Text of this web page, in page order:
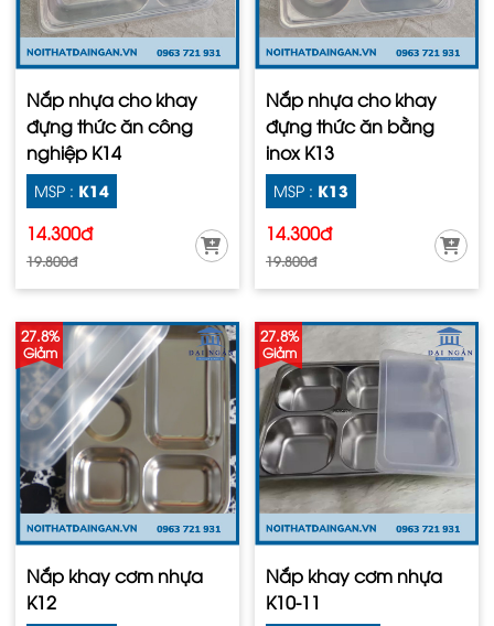
Nắp nhựa cho khay
đựng thức ăn công
nghiệp K14
MSP : K14
14.300đ
19.800đ
Nắp nhựa cho khay
đựng thức ăn bằng
inox K13
MSP : K13
14.300đ
19.800đ
27.8%
Giảm
Nắp khay cơm nhựa
K12
27.8%
Giảm
Nắp khay cơm nhựa
K10-11